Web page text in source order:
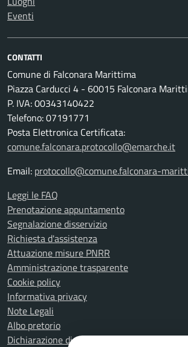
Eventi
CONTATTI
Comune di Falconara Marittima
Piazza Carducci 4 - 60015 Falconara
P. IVA: 00343140422
Telefono: 07191771
Posta Elettronica Certificata:
comune.falconara.protocollo@emarche.it
Email: protocollo@comune.falconara-
Leggi le FAQ
Prenotazione appuntamento
Segnalazione disservizio
Richiesta d'assistenza
Attuazione misure PNRR
Amministrazione trasparente
Cookie policy
Informativa privacy
Note Legali
Albo pretorio
Dichiarazione di accessibilità